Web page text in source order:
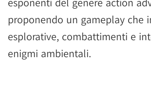
proponendo un gameplay che
esplorative, combattimenti e
enigmi ambientali.